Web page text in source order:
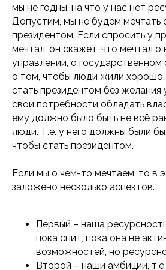
мы не годны, на что у нас нет
Допустим, мы не будем мечтать
президентом. Если спросить у
мечтал, он скажет, что мечтал о
управлении, о государственном
о том, чтобы люди жили хорошо.
стать президентом без желания
свои потребности обладать
ему должно было быть не всё
люди. Т.е. у него должны были
чтобы стать президентом.
Если мы о чём-то мечтаем, то в
заложено несколько аспектов.
Первый – наша
пока спит, пока она не
возможностей, но
Второй – наши амбиции,